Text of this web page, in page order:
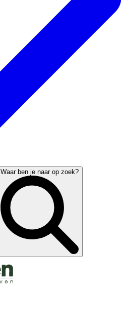
Waar ben je naar op zoek?